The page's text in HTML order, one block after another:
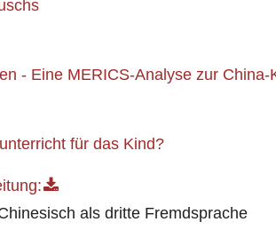
- Eine MERICS-Analyse zur
für das Kind?
als dritte Fremdsprache